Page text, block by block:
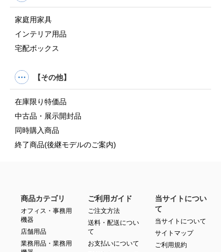
家庭用家具
インテリア用品
宅配ボックス
【その他】
在庫限り特価品
中古品・展示開封品
同時購入商品
終了商品(後継モデルのご案内)
商品カテゴリ
オフィス・事務用
機器
店舗用品
業務用品・業務用
ご利用ガイド
ご注文方法
送料・配送につい
て
お支払いについて
当サイトについ
て
当サイトについて
サイトマップ
ご利用規約